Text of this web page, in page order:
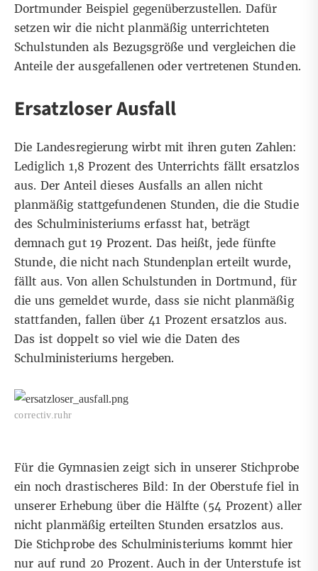
Dortmunder Beispiel gegenüberzustellen. Dafür
setzen wir die nicht planmäßig unterrichteten
Schulstunden als Bezugsgröße und vergleichen die
Anteile der ausgefallenen oder vertretenen Stunden.
Ersatzloser Ausfall
Die Landesregierung wirbt mit ihren guten Zahlen:
Lediglich 1,8 Prozent des Unterrichts fällt ersatzlos
aus. Der Anteil dieses Ausfalls an allen nicht
planmäßig stattgefundenen Stunden, die die Studie
des Schulministeriums erfasst hat, beträgt
demnach gut 19 Prozent. Das heißt, jede fünfte
Stunde, die nicht nach Stundenplan erteilt wurde,
fällt aus. Von allen Schulstunden in Dortmund, für
die uns gemeldet wurde, dass sie nicht planmäßig
stattfanden, fallen über 41 Prozent ersatzlos aus.
Das ist doppelt so viel wie die Daten des
Schulministeriums hergeben.
correctiv.ruhr
Für die Gymnasien zeigt sich in unserer Stichprobe
ein noch drastischeres Bild: In der Oberstufe fiel in
unserer Erhebung über die Hälfte (54 Prozent) aller
nicht planmäßig erteilten Stunden ersatzlos aus.
Die Stichprobe des Schulministeriums kommt hier
nur auf rund 20 Prozent. Auch in der Unterstufe ist